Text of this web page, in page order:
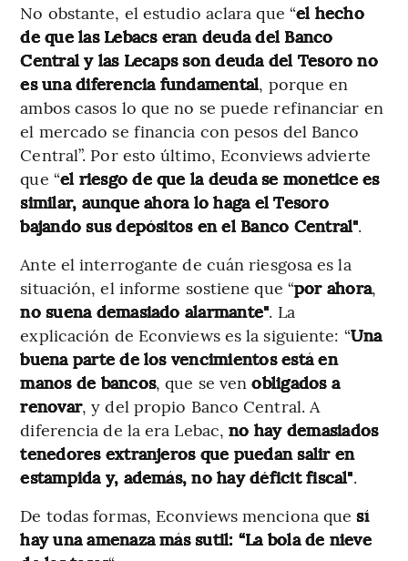
No obstante, el estudio aclara que “el hecho
de que las Lebacs eran deuda del Banco
Central y las Lecaps son deuda del Tesoro no
es una diferencia fundamental, porque en
ambos casos lo que no se puede refinanciar en
el mercado se financia con pesos del Banco
Central”. Por esto último, Econviews advierte
que “el riesgo de que la deuda se monetice es
similar, aunque ahora lo haga el Tesoro
bajando sus depósitos en el Banco Central".
Ante el interrogante de cuán riesgosa es la
situación, el informe sostiene que “por ahora,
no suena demasiado alarmante". La
explicación de Econviews es la siguiente: “Una
buena parte de los vencimientos está en
manos de bancos, que se venobligados a
renovar, y del propio Banco Central. A
diferencia de la era Lebac,no hay demasiados
tenedores extranjeros que puedan salir en
estampida y, además, no hay déficit fiscal".
De todas formas, Econviews menciona quesí
hay una amenaza más sutil: “La bola de nieve